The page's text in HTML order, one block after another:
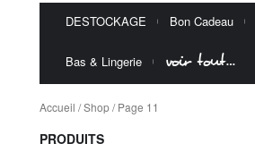
DESTOCKAGE Bon Cadeau
Bas & Lingerie voir tout…
Accueil /Shop/ Page 11
PRODUITS